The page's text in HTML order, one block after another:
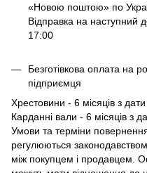
«Новою поштою» по
Відправка на наступний
17:00
Безготівкова оплата на
підприємця
Хрестовини - 6 місяців з
Карданні вали - 6 місяців з
Умови та терміни
регулюються
між покупцем і продавцем.